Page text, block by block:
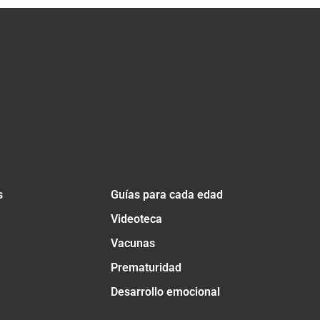
Guías para cada edad
Videoteca
Vacunas
Prematuridad
Desarrollo emocional